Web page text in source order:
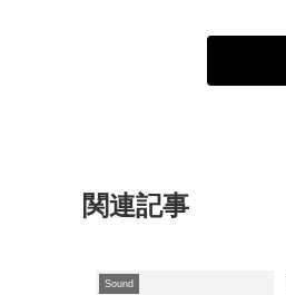
関連記事
Sound